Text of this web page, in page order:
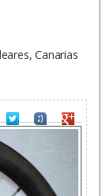
Canarias